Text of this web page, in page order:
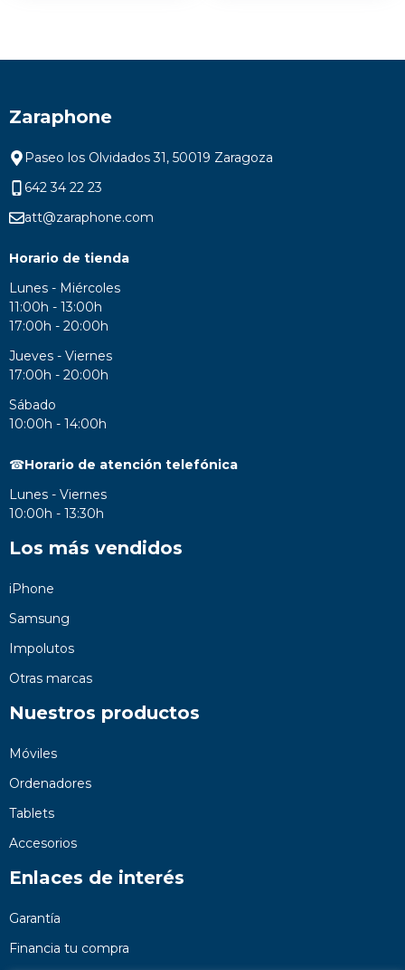
Zaraphone
Paseo los Olvidados 31, 50019 Zaragoza
642 34 22 23
att@zaraphone.com
Horario de tienda
Lunes - Miércoles
11:00h - 13:00h
17:00h - 20:00h
Jueves - Viernes
17:00h - 20:00h
Sábado
10:00h - 14:00h
☎Horario de atención telefónica
Lunes - Viernes
10:00h - 13:30h
Los más vendidos
iPhone
Samsung
Impolutos
Otras marcas
Nuestros productos
Móviles
Ordenadores
Tablets
Accesorios
Enlaces de interés
Garantía
Financia tu compra